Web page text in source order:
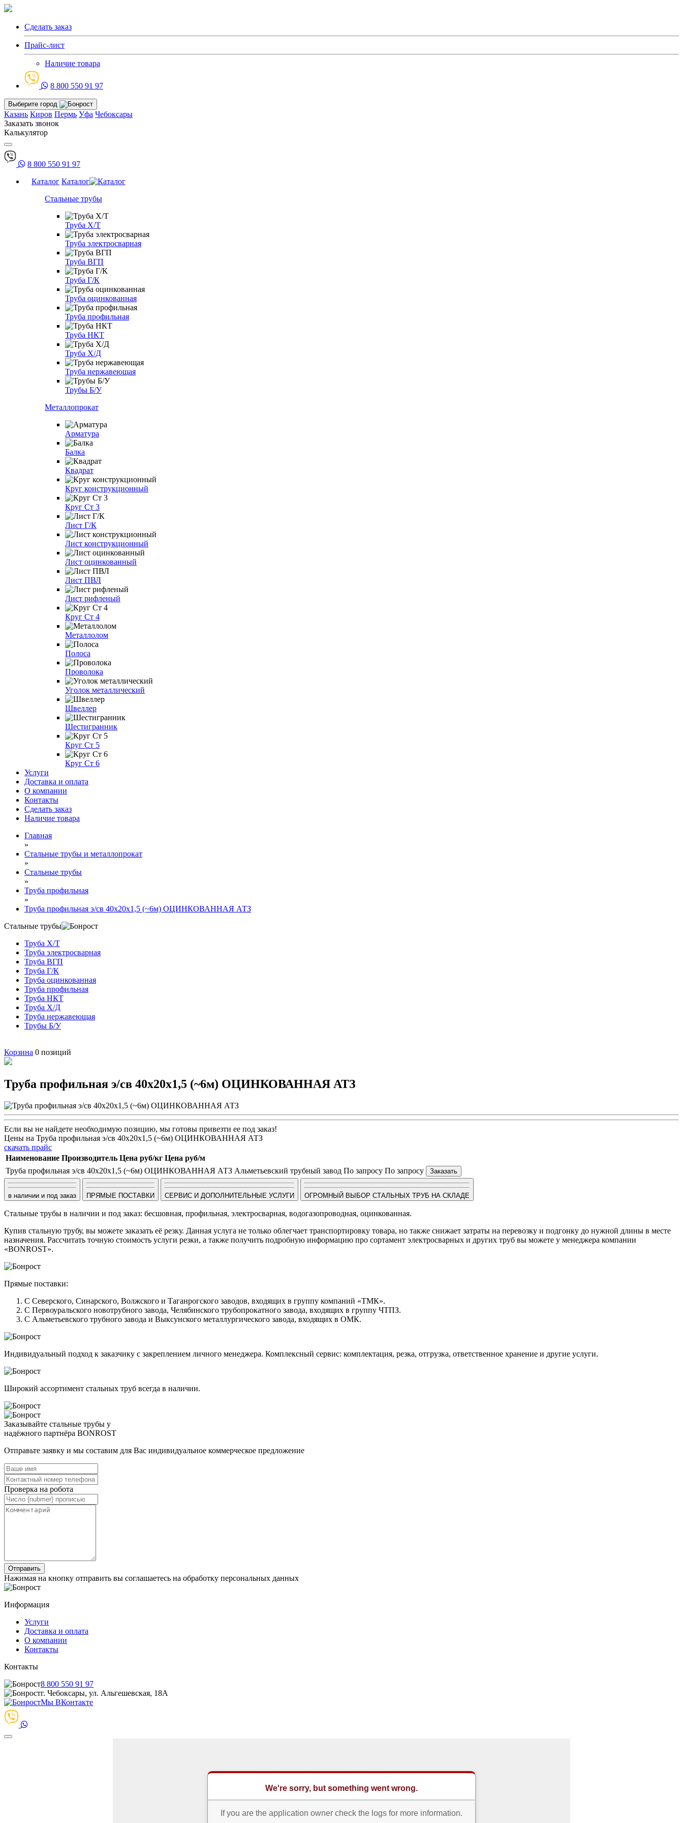
Сделать заказ
Прайс-лист
Наличие товара
8 800 550 91 97
Выберите город
Казань Киров Пермь Уфа Чебоксары
Заказать звонок
Калькулятор
8 800 550 91 97
Каталог Каталог
Стальные трубы
Труба Х/Т
Труба электросварная
Труба ВГП
Труба Г/К
Труба оцинкованная
Труба профильная
Труба НКТ
Труба Х/Д
Труба нержавеющая
Трубы Б/У
Металлопрокат
Арматура
Балка
Квадрат
Круг конструкционный
Круг Ст 3
Лист Г/К
Лист конструкционный
Лист оцинкованный
Лист ПВЛ
Лист рифленый
Круг Ст 4
Металлолом
Полоса
Проволока
Уголок металлический
Швеллер
Шестигранник
Круг Ст 5
Круг Ст 6
Услуги
Доставка и оплата
О компании
Контакты
Сделать заказ
Наличие товара
Главная
»
Стальные трубы и металлопрокат
»
Стальные трубы
»
Труба профильная
»
Труба профильная э/св 40х20х1,5 (~6м) ОЦИНКОВАННАЯ АТЗ
Стальные трубы
Труба Х/Т
Труба электросварная
Труба ВГП
Труба Г/К
Труба оцинкованная
Труба профильная
Труба НКТ
Труба Х/Д
Труба нержавеющая
Трубы Б/У
Корзина 0 позиций
Труба профильная э/св 40х20х1,5 (~6м) ОЦИНКОВАННАЯ АТЗ
Если вы не найдете необходимую позицию, мы готовы привезти ее под заказ!
Цены на Труба профильная э/св 40х20х1,5 (~6м) ОЦИНКОВАННАЯ АТЗ
скачать прайс
Наименование Производитель Цена руб/кг Цена руб/м
Труба профильная э/св 40х20х1,5 (~6м) ОЦИНКОВАННАЯ АТЗ Альметьевский трубный завод По запросу По запросу Заказать
в наличии и под заказ ПРЯМЫЕ ПОСТАВКИ СЕРВИС И ДОПОЛНИТЕЛЬНЫЕ УСЛУГИ ОГРОМНЫЙ ВЫБОР СТАЛЬНЫХ ТРУБ НА СКЛАДЕ
Стальные трубы в наличии и под заказ: бесшовная, профильная, электросварная, водогазопроводная, оцинкованная.
Купив стальную трубу, вы можете заказать её резку. Данная услуга не только облегчает транспортировку товара, но также снижает затраты на перевозку и подгонку до нужной длины в месте
назначения. Рассчитать точную стоимость услуги резки, а также получить подробную информацию про сортамент электросварных и других труб вы можете у менеджера компании
«BONROST».
Прямые поставки:
С Северского, Синарского, Волжского и Таганрогского заводов, входящих в группу компаний «ТМК».
С Первоуральского новотрубного завода, Челябинского трубопрокатного завода, входящих в группу ЧТПЗ.
С Альметьевского трубного завода и Выксунского металлургического завода, входящих в ОМК.
Индивидуальный подход к заказчику с закреплением личного менеджера. Комплексный сервис: комплектация, резка, отгрузка, ответственное хранение и другие услуги.
Широкий ассортимент стальных труб всегда в наличии.
Заказывайте стальные трубы у
надёжного партнёра BONROST
Отправьте заявку и мы составим для Вас индивидуальное коммерческое предложение
Проверка на робота
Нажимая на кнопку отправить вы соглашаетесь на обработку персональных данных
Информация
Услуги
Доставка и оплата
О компании
Контакты
Контакты
8 800 550 91 97
г. Чебоксары, ул. Альгешевская, 18А
Мы ВКонтакте